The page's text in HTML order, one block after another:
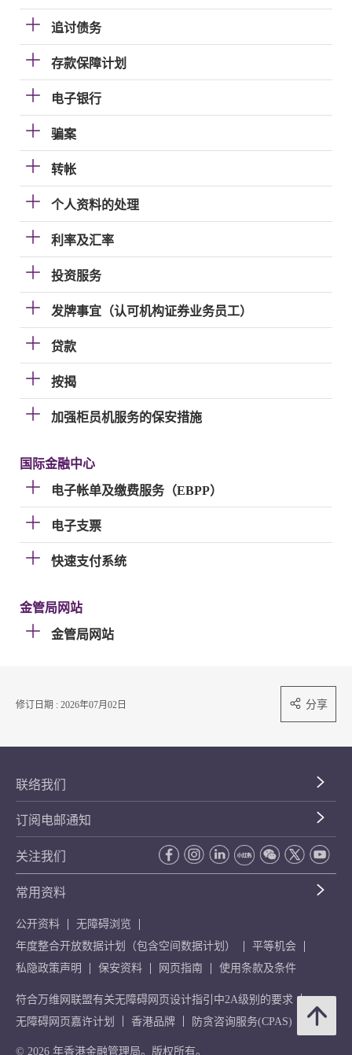
追讨债务
存款保障计划
电子银行
骗案
转帐
个人资料的处理
利率及汇率
投资服务
发牌事宜（认可机构证券业务员工）
贷款
按揭
加强柜员机服务的保安措施
国际金融中心
电子帐单及缴费服务（EBPP）
电子支票
快速支付系统
金管局网站
金管局网站
修订日期 : 2026年07月02日 分享
联络我们
订阅电邮通知
关注我们
常用资料
公开资料
无障碍浏览
年度整合开放数据计划（包含空间数据计划）
平等机会
私隐政策声明
保安资料 网页指南 使用条款及条件
符合万维网联盟有关无障碍网页设计指引中2A级别的要求
无障碍网页嘉许计划
香港品牌 防贪咨询服务(CPAS)
© 2026 年香港金融管理局。版权所有。